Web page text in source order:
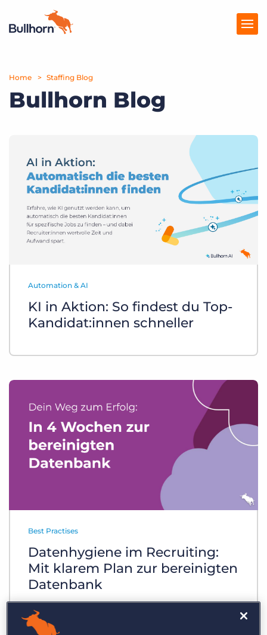
Produkte
Preise
Marktplatz
Unternehmen
Home Staffing Blog
Bullhorn Blog
Automation & AI
KI in Aktion: So findest du Top-
Kandidat:innen schneller
Best Practises
Datenhygiene im Recruiting:
Mit klarem Plan zur bereinigten
Datenbank
Die Betreffzeile Ihrer E-Mail an
Bewerbende vermittelt einen